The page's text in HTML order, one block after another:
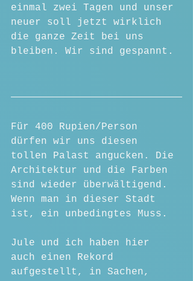
einmal zwei Tagen und unser
neuer soll jetzt wirklich
die ganze Zeit bei uns
bleiben. Wir sind gespannt.
Für 400 Rupien/Person
dürfen wir uns diesen
tollen Palast angucken. Die
Architektur und die Farben
sind wieder überwältigend.
Wenn man in dieser Stadt
ist, ein unbedingtes Muss.
Jule und ich haben hier
auch einen Rekord
aufgestellt, in Sachen,